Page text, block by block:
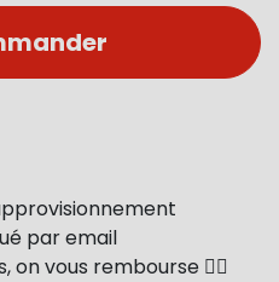
par email
on vous rembourse 👍🏻